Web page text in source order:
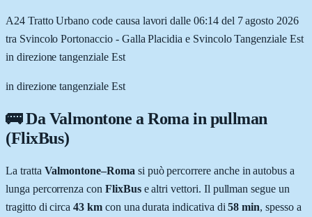
A24 Tratto Urbano code causa lavori dalle 06:14 del 7 agosto 2026
tra Svincolo Portonaccio - Galla Placidia e Svincolo Tangenziale Est
in direzione tangenziale Est
in direzione tangenziale Est
🚌 DaValmontone aRomain pullman
(FlixBus)
La tratta Valmontone–Roma si può percorrere anche in autobus a
lunga percorrenza con FlixBuse altri vettori. Il pullman segue un
tragitto di circa 43 kmcon una durata indicativa di 58 min, spesso a